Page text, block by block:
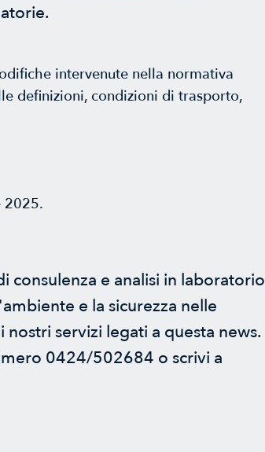
intervenute nella normativa
definizioni, condizioni di trasporto,
2025.
consulenza e analisi in laboratorio
e la sicurezza nelle
servizi legati a questa news.
0424/502684 o scrivi a